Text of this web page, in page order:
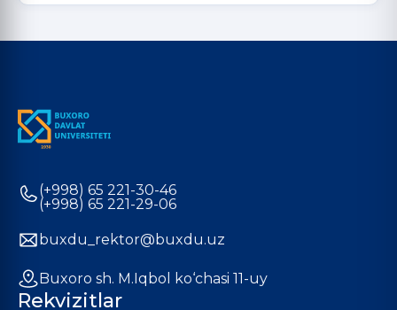
(+998) 65 221-30-46
(+998) 65 221-29-06
buxdu_rektor@buxdu.uz
Buxoro sh. M.Iqbol ko‘chasi 11-uy
Rekvizitlar